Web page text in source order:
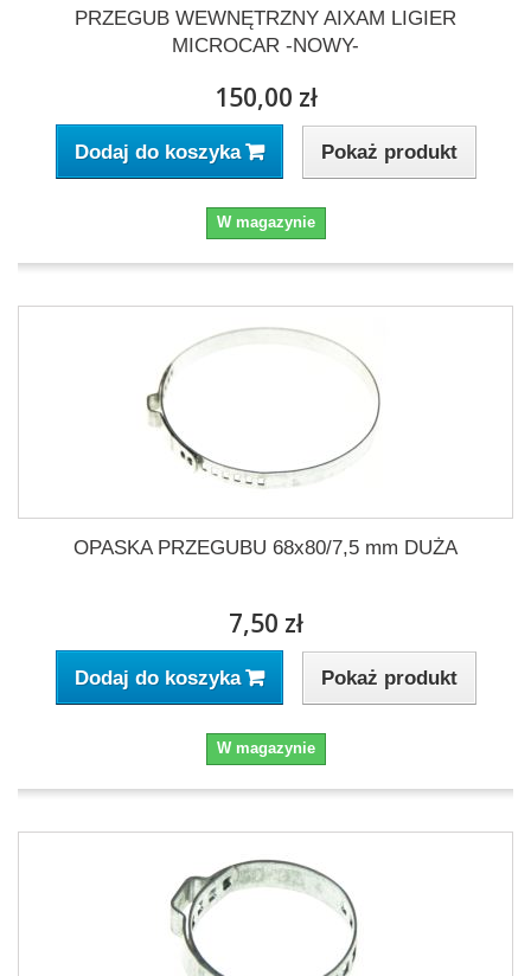
PRZEGUB WEWNĘTRZNY AIXAM LIGIER
MICROCAR -NOWY-
150,00 zł
Dodaj do koszyka Pokaż produkt
W magazynie
OPASKA PRZEGUBU 68x80/7,5 mm DUŻA
7,50 zł
Dodaj do koszyka Pokaż produkt
W magazynie